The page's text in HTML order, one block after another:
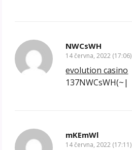
NWCsWH
14 června, 2022 (17:06)
evolution casino
137NWCsWH(~|
mKEmWl
14 června, 2022 (17:11)